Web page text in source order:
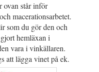
ovan står inför
macerationsarbetet.
som du gör den och
hemläxan i
vara i vinkällaren.
att lägga vinet på ek.